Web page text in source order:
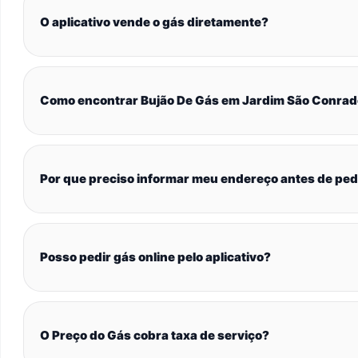
O aplicativo vende o gás diretamente?
Como encontrar Bujão De Gás em Jardim São
Por que preciso informar meu endereço antes de
Posso pedir gás online pelo aplicativo?
O Preço do Gás cobra taxa de serviço?